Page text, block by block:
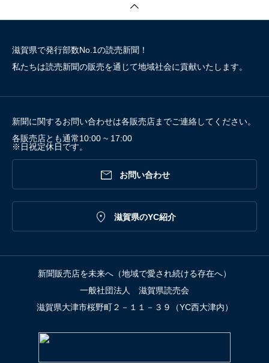
滋賀県で発行部数No.1の読売新聞！
私たちは読売新聞の販売を通じて地域社会に貢献いたします。
新聞に関するお問い合わせは各販売店までご連絡してください。
各販売店とも通常10:00 ~ 17:00
※日祝定休日です。
 お問い合わせ
 滋賀県のYC紹介
新聞販売店を未来へ（地域で愛され続ける存在へ）
一般社団法人 滋賀県読売会
滋賀県大津市桜野町２－１１－３９（YC西大津内）